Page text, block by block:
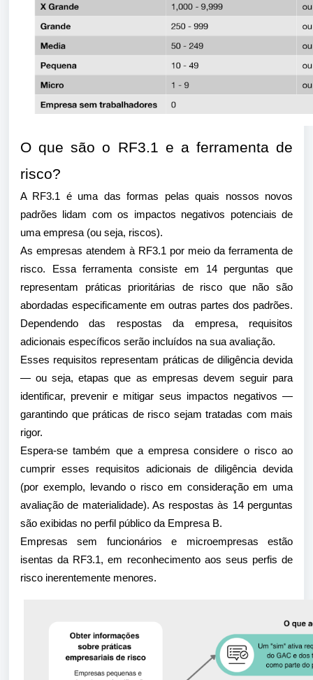
O que são o RF3.1 e a ferramenta de
risco?
A RF3.1 é uma das formas pelas quais nossos novos
padrões lidam com os impactos negativos potenciais de
uma empresa (ou seja, riscos).
As empresas atendem à RF3.1 por meio da ferramenta de
risco. Essa ferramenta consiste em 14 perguntas que
representam práticas prioritárias de risco que não são
abordadas especificamente em outras partes dos padrões.
Dependendo das respostas da empresa, requisitos
adicionais específicos serão incluídos na sua avaliação.
Esses requisitos representam práticas de diligência devida
— ou seja, etapas que as empresas devem seguir para
identificar, prevenir e mitigar seus impactos negativos —
garantindo que práticas de risco sejam tratadas com mais
rigor.
Espera-se também que a empresa considere o risco ao
cumprir esses requisitos adicionais de diligência devida
(por exemplo, levando o risco em consideração em uma
avaliação de materialidade). As respostas às 14 perguntas
são exibidas no perfil público da Empresa B.
Empresas sem funcionários e microempresas estão
isentas da RF3.1, em reconhecimento aos seus perfis de
risco inerentemente menores.